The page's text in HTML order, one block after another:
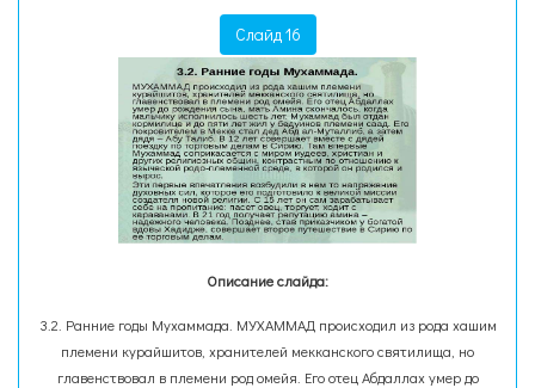
Слайд 16
Описание слайда:
3.2. Ранние годы Мухаммада. МУХАММАД происходил из рода хашим
племени курайшитов, хранителей мекканского святилища, но
главенствовал в племени род омейя. Его отец Абдаллах умер до